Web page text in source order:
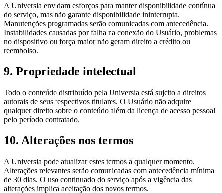
A Universia envidam esforços para manter disponibilidade contínua
do serviço, mas não garante disponibilidade ininterrupta.
Manutenções programadas serão comunicadas com antecedência.
Instabilidades causadas por falha na conexão do Usuário, problemas
no dispositivo ou força maior não geram direito a crédito ou
reembolso.
9. Propriedade intelectual
Todo o conteúdo distribuído pela Universia está sujeito a direitos
autorais de seus respectivos titulares. O Usuário não adquire
qualquer direito sobre o conteúdo além da licença de acesso pessoal
pelo período contratado.
10. Alterações nos termos
A Universia pode atualizar estes termos a qualquer momento.
Alterações relevantes serão comunicadas com antecedência mínima
de 30 dias. O uso continuado do serviço após a vigência das
alterações implica aceitação dos novos termos.